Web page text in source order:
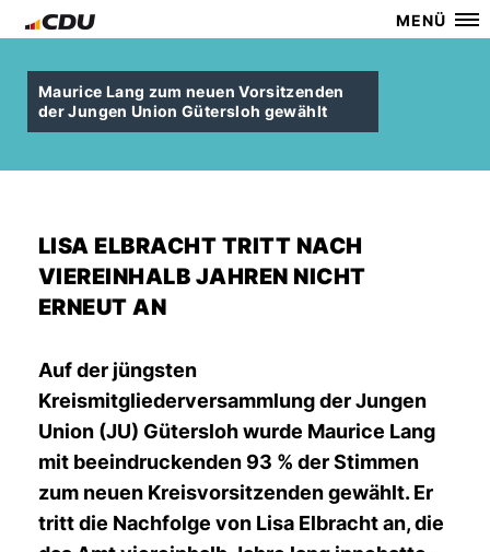
MENÜ
Maurice Lang zum neuen Vorsitzenden
der Jungen Union Gütersloh gewählt
LISA ELBRACHT TRITT NACH
VIEREINHALB JAHREN NICHT
ERNEUT AN
Auf der jüngsten
Kreismitgliederversammlung der Jungen
Union (JU) Gütersloh wurde Maurice Lang
mit beeindruckenden 93 % der Stimmen
zum neuen Kreisvorsitzenden gewählt. Er
tritt die Nachfolge von Lisa Elbracht an, die